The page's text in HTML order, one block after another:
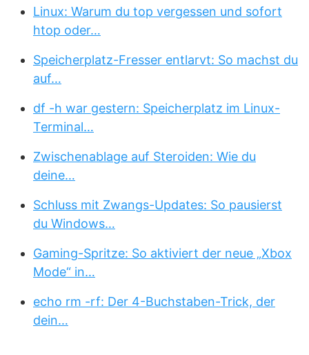
Linux: Warum du top vergessen und sofort
htop oder…
Speicherplatz-Fresser entlarvt: So machst du
auf…
df -h war gestern: Speicherplatz im Linux-
Terminal…
Zwischenablage auf Steroiden: Wie du
deine…
Schluss mit Zwangs-Updates: So pausierst
du Windows…
Gaming-Spritze: So aktiviert der neue „Xbox
Mode“ in…
echo rm -rf: Der 4-Buchstaben-Trick, der
dein…